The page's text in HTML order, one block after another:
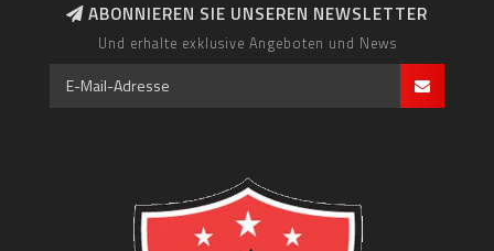
ABONNIEREN SIE UNSEREN NEWSLETTER
Und erhalte exklusive Angeboten und News